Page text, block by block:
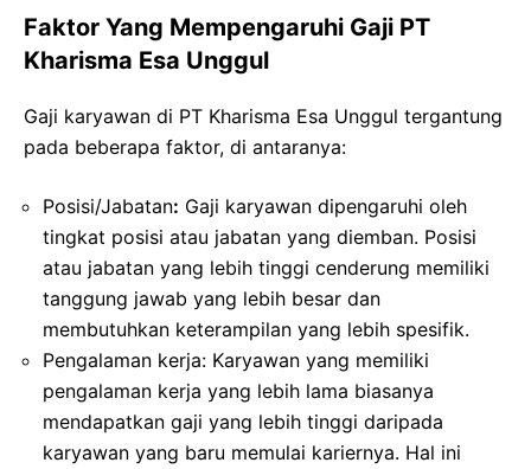
Faktor Yang Mempengaruhi Gaji PT
Kharisma Esa Unggul
Gaji karyawan di PT Kharisma Esa Unggul tergantung
pada beberapa faktor, di antaranya:
Posisi/Jabatan: Gaji karyawan dipengaruhi oleh
tingkat posisi atau jabatan yang diemban. Posisi
atau jabatan yang lebih tinggi cenderung memiliki
tanggung jawab yang lebih besar dan
membutuhkan keterampilan yang lebih spesifik.
Pengalaman kerja: Karyawan yang memiliki
pengalaman kerja yang lebih lama biasanya
mendapatkan gaji yang lebih tinggi daripada
karyawan yang baru memulai kariernya. Hal ini